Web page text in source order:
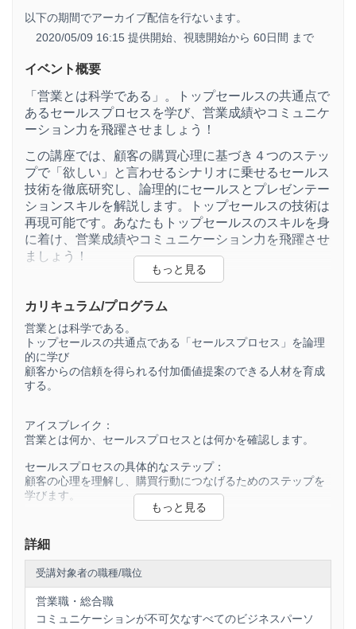
以下の期間でアーカイブ配信を行ないます。
2020/05/09 16:15 提供開始、 視聴開始から 60日間 まで
イベント概要
「営業とは科学である」。トップセールスの共通点で
あるセールスプロセスを学び、営業成績やコミュニケ
ーション力を飛躍させましょう！
この講座では、顧客の購買心理に基づき４つのステッ
プで「欲しい」と言わせるシナリオに乗せるセールス
技術を徹底研究し、論理的にセールスとプレゼンテー
ションスキルを解説します。トップセールスの技術は
再現可能です。あなたもトップセールスのスキルを身
に着け、営業成績やコミュニケーション力を飛躍させ
ましょう！
受講中は「質問」にお答えします！
カリキュラム/プログラム
営業とは科学である。
トップセールスの共通点である「セールスプロセス」を論理
的に学び
顧客からの信頼を得られる付加価値提案のできる人材を育成
する。
アイスブレイク：
営業とは何か、セールスプロセスとは何かを確認します。
セールスプロセスの具体的なステップ：
顧客の心理を理解し、購買行動につなげるためのステップを
学びます。
プレゼンテーションで意識しておくこと：
プレゼンテーションを成功させるためのポイントを学びま
す。
セールストレーニング：セールススキルを磨くためのトレー
ニング方法を学びます。
コミュニケーション力を磨く：
コミュニケーション力を高めるための方法を学びます。
詳細
受講対象者の職種/職位
営業職・総合職
コミュニケーションが不可欠なすべてのビジネスパーソ